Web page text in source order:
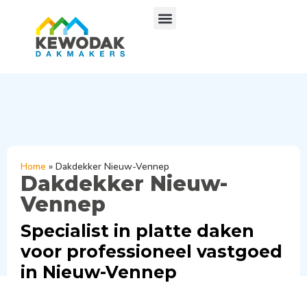
Home » Dakdekker Nieuw-Vennep
Dakdekker Nieuw-
Vennep
Specialist in platte daken
voor professioneel vastgoed
in Nieuw-Vennep